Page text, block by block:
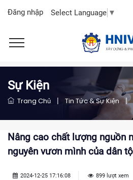
Đăng nhập Select Language ▼
Sự Kiện
Trang Chủ | Tin Tức & Sự Kiện |
Nâng cao chất lượng nguồn
nguyên vươn mình của dân
2024-12-25 17:16:08 899 lượt xem